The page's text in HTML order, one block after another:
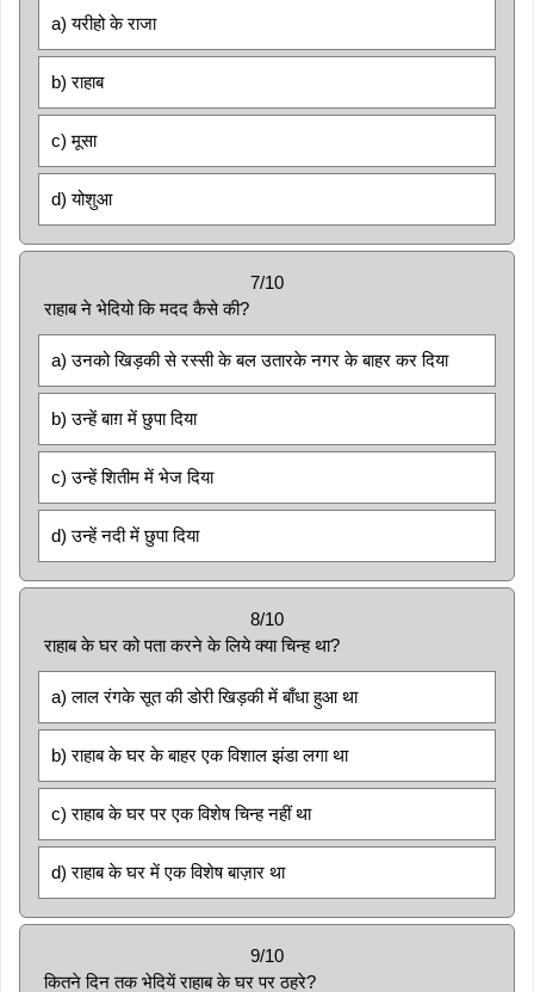
a) यरीहो के राजा
b) राहाब
c) मूसा
d) योशुआ
7/10
राहाब ने भेदियो कि मदद कैसे की?
a) उनको खिड़की से रस्सी के बल उतारके नगर के बाहर कर दिया
b) उन्हें बाग़ में छुपा दिया
c) उन्हें शितीम में भेज दिया
d) उन्हें नदी में छुपा दिया
8/10
राहाब के घर को पता करने के लिये क्या चिन्ह था?
a) लाल रंगके सूत की डोरी खिड़की में बाँधा हुआ था
b) राहाब के घर के बाहर एक विशाल झंडा लगा था
c) राहाब के घर पर एक विशेष चिन्ह नहीं था
d) राहाब के घर में एक विशेष बाज़ार था
9/10
कितने दिन तक भेदियें राहाब के घर पर ठहरे?